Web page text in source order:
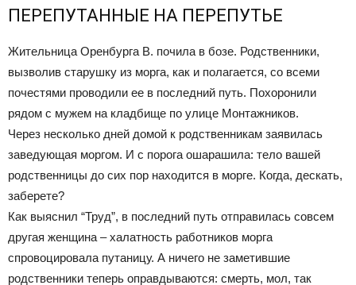
ПЕРЕПУТАННЫЕ НА ПЕРЕПУТЬЕ
Жительница Оренбурга В. почила в бозе. Родственники,
вызволив старушку из морга, как и полагается, со всеми
почестями проводили ее в последний путь. Похоронили
рядом с мужем на кладбище по улице Монтажников.
Через несколько дней домой к родственникам заявилась
заведующая моргом. И с порога ошарашила: тело вашей
родственницы до сих пор находится в морге. Когда, дескать,
заберете?
Как выяснил “Труд”, в последний путь отправилась совсем
другая женщина – халатность работников морга
спровоцировала путаницу. А ничего не заметившие
родственники теперь оправдываются: смерть, мол, так